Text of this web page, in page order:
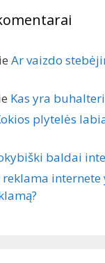
Ar vaizdo
Kas yra
plytelės
baldai
reklama internete